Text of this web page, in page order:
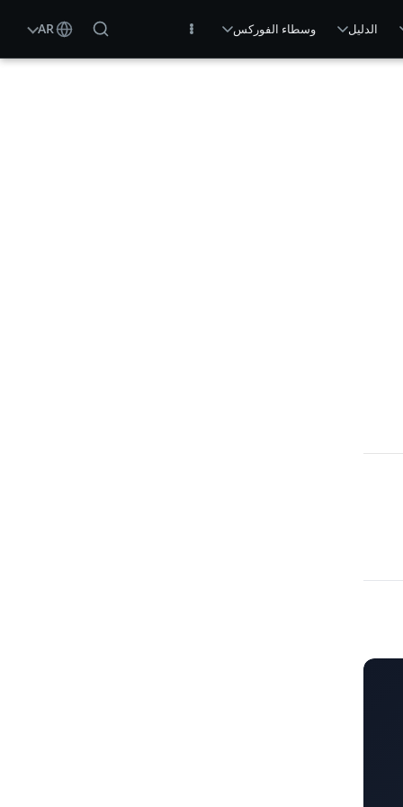
الدليل وسطاء الفوركس AR